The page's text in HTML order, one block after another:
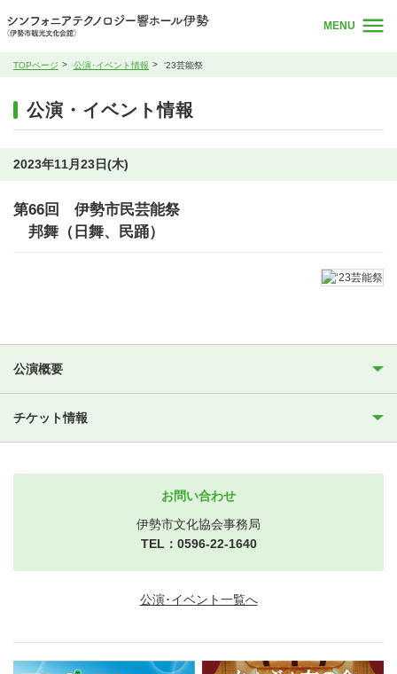
MENU
TOPページ 公演･イベント情報 ‘23芸能祭
公演・イベント情報
2023年11月23日(木)
第66回 伊勢市民芸能祭
邦舞（日舞、民踊）
公演概要
チケット情報
お問い合わせ
伊勢市文化協会事務局
TEL：0596-22-1640
公演･イベント一覧へ